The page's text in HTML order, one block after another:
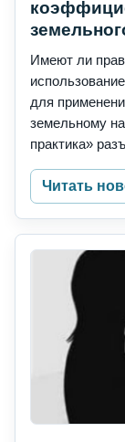
Имеют ли
для
земельному
практика»
Читать